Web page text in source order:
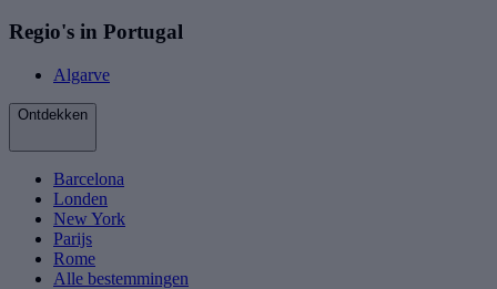
Regio's in Portugal
Algarve
Ontdekken
Barcelona
Londen
New York
Parijs
Rome
Alle bestemmingen